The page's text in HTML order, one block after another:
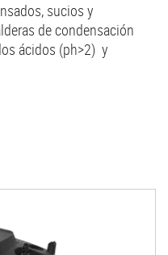
sucios y
de condensación
ácidos (ph>2) y